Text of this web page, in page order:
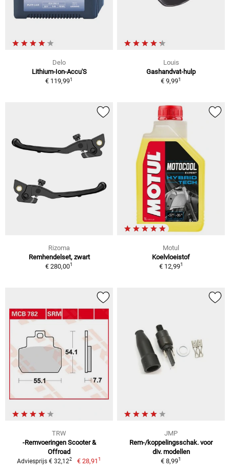
Delo
Lithium-Ion-Accu'S
€ 119,991
Louis
Gashandvat-hulp
€ 9,991
Rizoma
Remhendelset, zwart
€ 280,001
Motul
Koelvloeistof
€ 12,991
TRW
-Remvoeringen Scooter &
Offroad
Adviesprijs € 32,122 € 28,911
JMP
Rem-/koppelingsschak. voor
div. modellen
€ 8,991